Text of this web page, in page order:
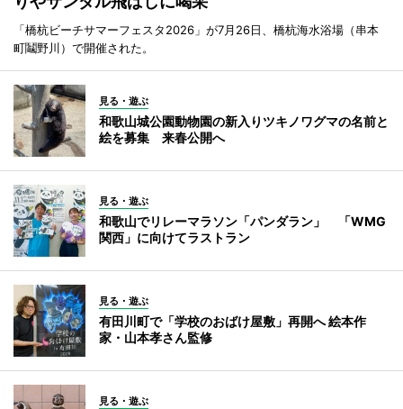
「橋杭ビーチサマーフェスタ2026」が7月26日、橋杭海水浴場（串本
町鬮野川）で開催された。
見る・遊ぶ
和歌山城公園動物園の新入りツキノワグマの名前と
絵を募集 来春公開へ
見る・遊ぶ
和歌山でリレーマラソン「パンダラン」 「WMG
関西」に向けてラストラン
見る・遊ぶ
有田川町で「学校のおばけ屋敷」再開へ 絵本作
家・山本孝さん監修
見る・遊ぶ